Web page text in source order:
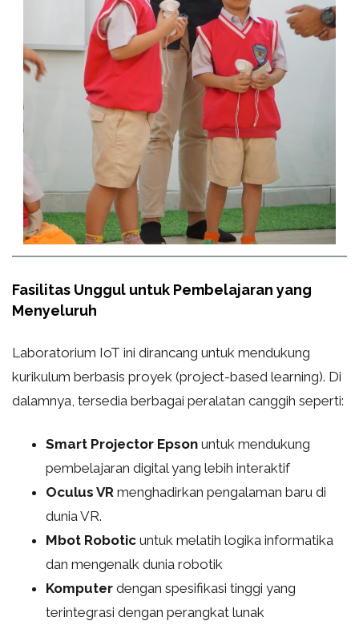
Fasilitas Unggul untuk Pembelajaran yang
Menyeluruh
Laboratorium IoT ini dirancang untuk mendukung
kurikulum berbasis proyek (project-based learning). Di
dalamnya, tersedia berbagai peralatan canggih seperti:
Smart Projector Epson untuk mendukung
pembelajaran digital yang lebih interaktif
Oculus VR menghadirkan pengalaman baru di
dunia VR.
Mbot Robotic untuk melatih logika informatika
dan mengenalk dunia robotik
Komputer dengan spesifikasi tinggi yang
terintegrasi dengan perangkat lunak